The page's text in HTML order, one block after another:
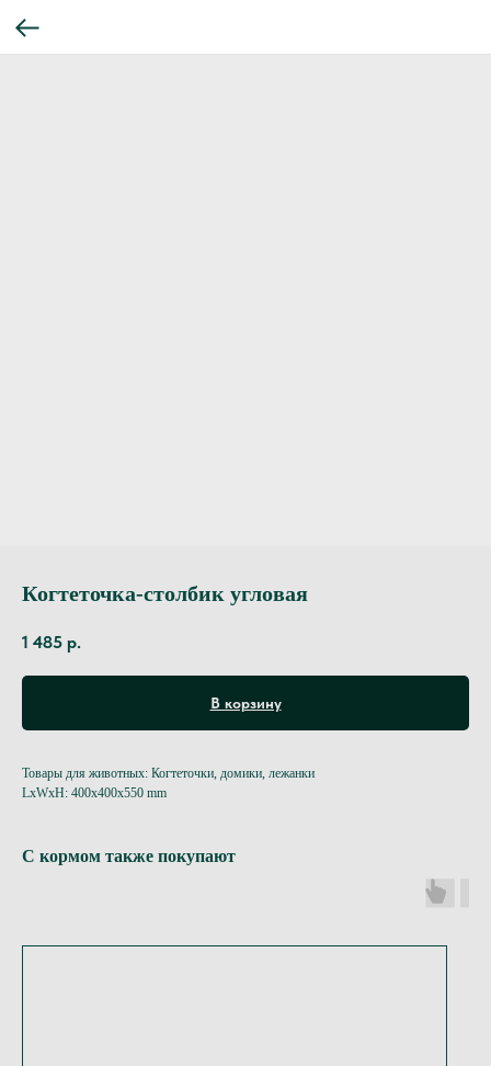
Когтеточка-столбик угловая
1 485 р.
В корзину
Товары для животных: Когтеточки, домики, лежанки
LxWxH: 400x400x550 mm
С кормом также покупают